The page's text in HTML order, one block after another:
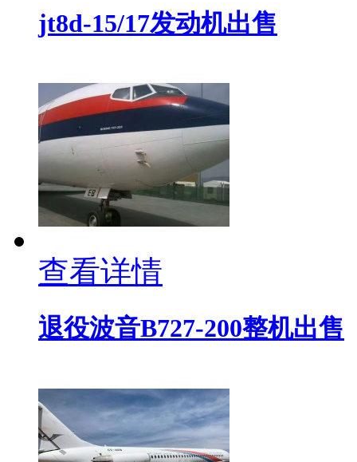
jt8d-15/17发动机出售
查看详情
退役波音B727-200整机出售